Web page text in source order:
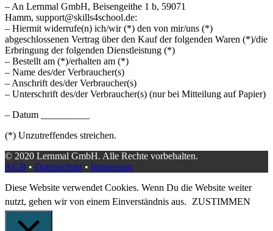
– An Lernmal GmbH, Beisengeithe 1 b, 59071
Hamm, support@skills4school.de:
– Hiermit widerrufe(n) ich/wir (*) den von mir/uns (*)
abgeschlossenen Vertrag über den Kauf der folgenden Waren (*)/die
Erbringung der folgenden Dienstleistung (*)
– Bestellt am (*)/erhalten am (*)
– Name des/der Verbraucher(s)
– Anschrift des/der Verbraucher(s)
– Unterschrift des/der Verbraucher(s) (nur bei Mitteilung auf Papier)
– Datum __________
(*) Unzutreffendes streichen.
© 2020 Lernmal GmbH. Alle Rechte vorbehalten.
AGB • Datenschutz • Impressum
Diese Website verwendet Cookies. Wenn Du die Website weiter
nutzt, gehen wir von einem Einverständnis aus.
ZUSTIMMEN